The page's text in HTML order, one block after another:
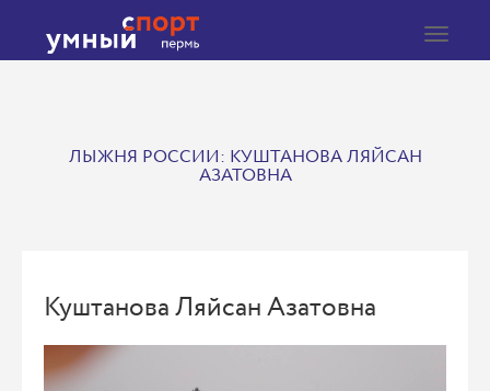
Toggle
ЛЫЖНЯ РОССИИ: КУШТАНОВА ЛЯЙСАН
АЗАТОВНА
Куштанова Ляйсан Азатовна